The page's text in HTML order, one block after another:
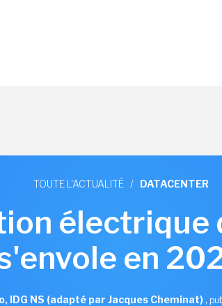
TOUTE L'ACTUALITÉ / DATACENTER
électrique
en
IDG NS (adapté par Jacques Cheminat),